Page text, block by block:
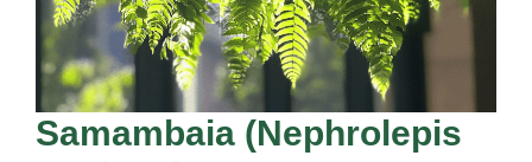
Samambaia (Nephrolepis